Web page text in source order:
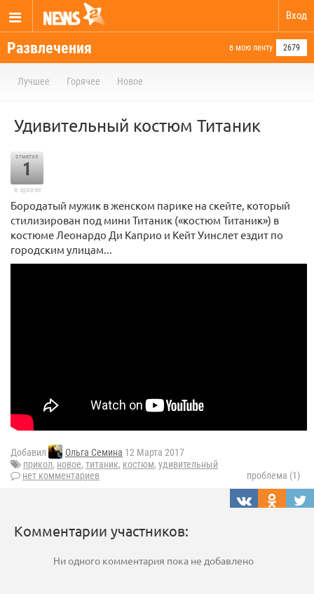
Вход
Развлечения в мою ленту 2679
Лучшее Горячее Новое
Удивительный костюм Титаник
отметил
1
в архиве
Бородатый мужик в женском парике на скейте, который
стилизирован под мини Титаник («костюм Титаник») в
костюме Леонардо Ди Каприо и Кейт Уинслет ездит по
городским улицам...
Добавил Ольга Семина 12 Марта 2017
прикол, новое, титаник, костюм, удивительный
нет комментариев
проблема (1)
Комментарии участников:
Ни одного комментария пока не добавлено